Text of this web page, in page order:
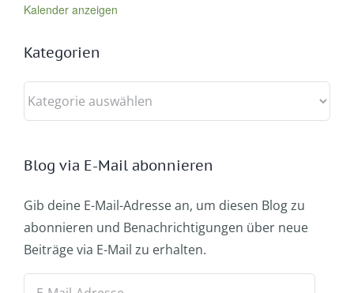
Kalender anzeigen
Kategorien
Kategorien
Blog via E-Mail abonnieren
Gib deine E-Mail-Adresse an, um diesen Blog zu
abonnieren und Benachrichtigungen über neue
Beiträge via E-Mail zu erhalten.